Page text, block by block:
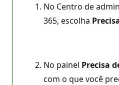
No Centro de
365, escolha
No painel Precisa
com o que você